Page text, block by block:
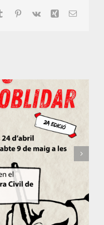
TumblrPinterest
Vk Xing Email: